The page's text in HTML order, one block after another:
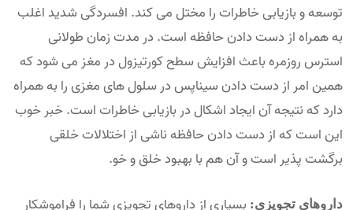
توسعه و بازیابی خاطرات را مختل می کند. افسردگی شدید اغلب
به همراه از دست دادن حافظه است. در مدت زمان طولانی
استرس روزمره باعث افزایش سطح کورتیزول در مغز می شود که
همین امر از دست دادن سیناپس در سلول های مغزی را به همراه
دارد که نتیجه آن ایجاد اشکال در بازیابی خاطرات است. خبر خوب
این است که از دست دادن حافظه ناشی از اختلالات خلقی
برگشت پذیر است و آن هم با بهبود خلق و خو.
داروهای تجویزی: بسیاری از داروهای تجویزی شما را فراموشکار